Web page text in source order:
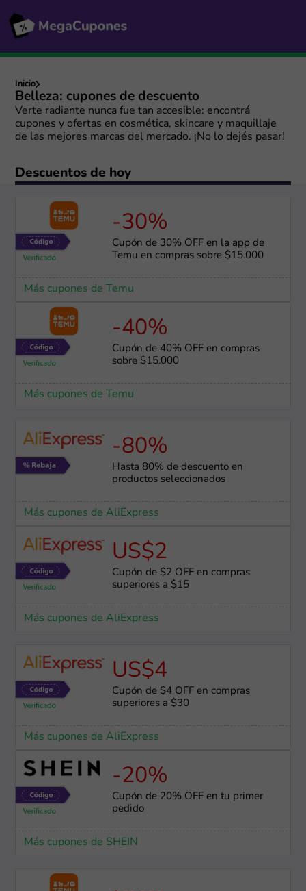
Inicio
Belleza: cupones de descuento
Verte radiante nunca fue tan accesible: encontrá
cupones y ofertas en cosmética, skincare y maquillaje
de las mejores marcas del mercado. ¡No lo dejés pasar!
Descuentos de hoy
-30%
Cupón de 30% OFF en la app de
Temu en compras sobre $15.000
Más cupones de Temu
-40%
Cupón de 40% OFF en compras
sobre $15.000
Más cupones de Temu
-80%
Hasta 80% de descuento en
productos seleccionados
Más cupones de AliExpress
US$2
Cupón de $2 OFF en compras
superiores a $15
Más cupones de AliExpress
US$4
Cupón de $4 OFF en compras
superiores a $30
Más cupones de AliExpress
-20%
Cupón de 20% OFF en tu primer
pedido
Más cupones de SHEIN